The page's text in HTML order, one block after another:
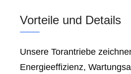
Vorteile und Details
Unsere Torantriebe
Energieeffizienz,